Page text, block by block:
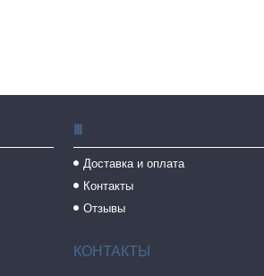
Ⅲ
Доставка и оплата
Контакты
Отзывы